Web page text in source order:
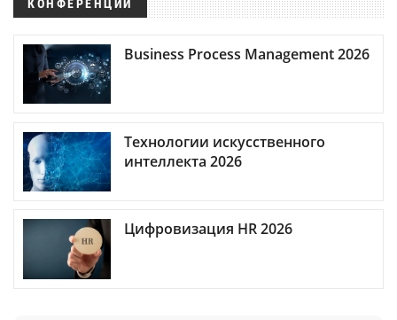
КОНФЕРЕНЦИИ
Business Process Management 2026
Технологии искусственного
интеллекта 2026
Цифровизация HR 2026